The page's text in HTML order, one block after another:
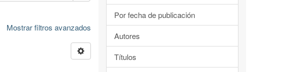
Mostrar filtros avanzados
Por fecha de publicación
Autores
Títulos